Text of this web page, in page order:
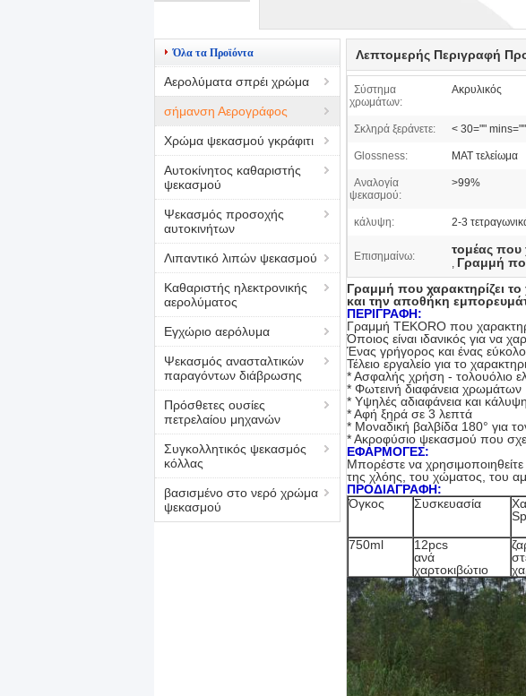
Όλα τα Προϊόντα
Αερολύματα σπρέι χρώμα
σήμανση Αερογράφος
Χρώμα ψεκασμού γκράφιτι
Αυτοκίνητος καθαριστής
ψεκασμού
Ψεκασμός προσοχής
αυτοκινήτων
Λιπαντικό λιπών ψεκασμού
Καθαριστής ηλεκτρονικής
αερολύματος
Εγχώριο αερόλυμα
Ψεκασμός ανασταλτικών
παραγόντων διάβρωσης
Πρόσθετες ουσίες
πετρελαίου μηχανών
Συγκολλητικός ψεκασμός
κόλλας
βασισμένο στο νερό χρώμα
ψεκασμού
Λεπτομερής Περιγραφή
Σύστημα
χρωμάτων:
Ακρυλικός
Σκληρά ξεράνετε: < 30=""
Glossness: ΜΑΤ τελείωμα
Αναλογία
ψεκασμού:
>99%
κάλυψη: 2-3
Επισημαίνω: τομέας που
, Γραμμή
Γραμμή που χαρακτηρίζει
και την αποθήκη
ΠΕΡΙΓΡΑΦΗ:
Γραμμή TEKORO που
Όποιος είναι ιδανικός για να
Ένας γρήγορος και ένας
Τέλειο εργαλείο για το
* Ασφαλής χρήση - τολουόλιο
* Φωτεινή διαφάνεια χρωμάτων
* Υψηλές αδιαφάνεια και κάλυψη
* Αφή ξηρά σε 3 λεπτά
* Μοναδική βαλβίδα 180° για
* Ακροφύσιο ψεκασμού που
ΕΦΑΡΜΟΓΕΣ:
Μπορέστε να
της χλόης, του χώματος, του
ΠΡΟΔΙΑΓΡΑΦΗ:
Όγκος
Συσκευασία
750ml
12pcs
ανά
χαρτοκιβώτιο